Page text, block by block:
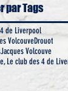
par Tags
de Liverpool
VolcouveDrouot
Jacques Volcouve